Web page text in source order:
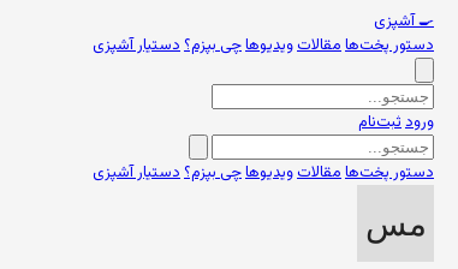
🍳آشپزی
دستور پخت‌هامقالاتویدیوهاچی بپزم؟دستیار آشپزی
ورودثبت‌نام
دستور پخت‌هامقالاتویدیوهاچی بپزم؟دستیار آشپزی